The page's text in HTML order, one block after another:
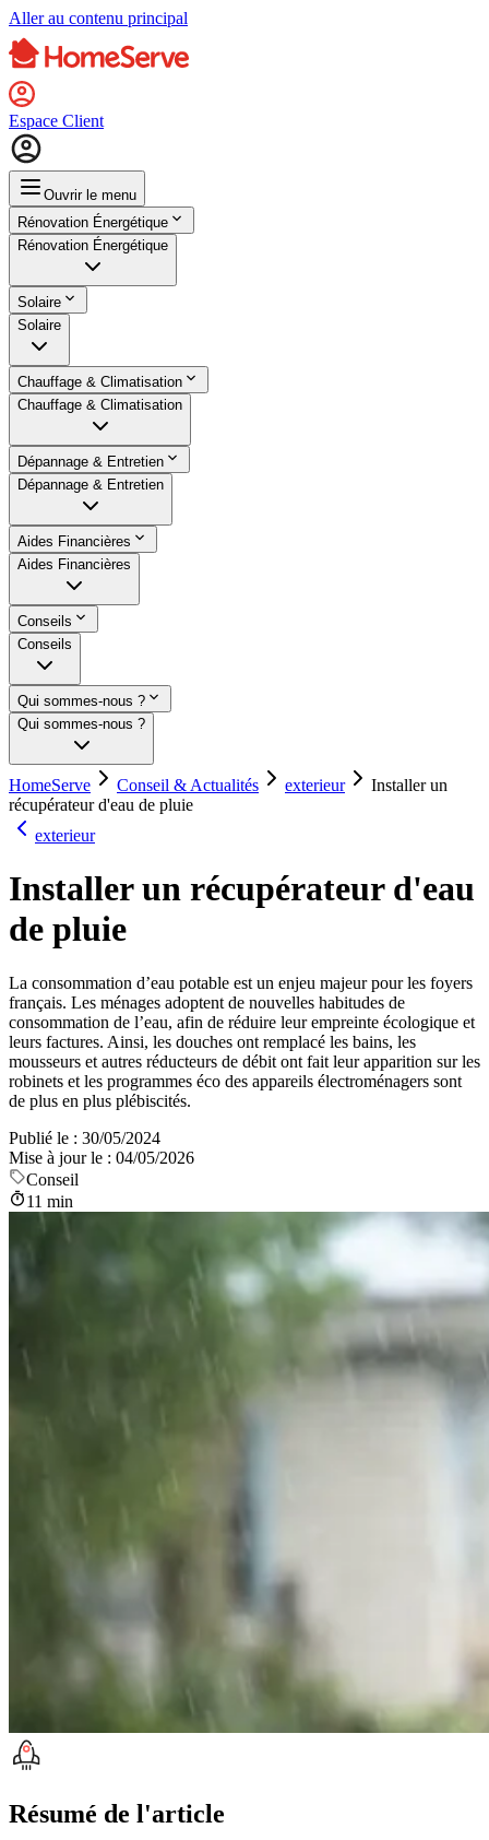
Aller au contenu principal
Espace Client
Ouvrir le menu
Rénovation Énergétique
Rénovation Énergétique
Solaire
Solaire
Chauffage & Climatisation
Chauffage & Climatisation
Dépannage & Entretien
Dépannage & Entretien
Aides Financières
Aides Financières
Conseils
Conseils
Qui sommes-nous ?
Qui sommes-nous ?
HomeServe Conseil & Actualités exterieur
Installer un
récupérateur d'eau de pluie
exterieur
Installer un récupérateur d'eau
de pluie
La consommation d’eau potable est un enjeu majeur pour les foyers
français. Les ménages adoptent de nouvelles habitudes de
consommation de l’eau, afin de réduire leur empreinte écologique et
leurs factures. Ainsi, les douches ont remplacé les bains, les
mousseurs et autres réducteurs de débit ont fait leur apparition sur les
robinets et les programmes éco des appareils électroménagers sont
de plus en plus plébiscités.
Publié le : 30/05/2024
Mise à jour le : 04/05/2026
Conseil
11 min
Résumé de l'article